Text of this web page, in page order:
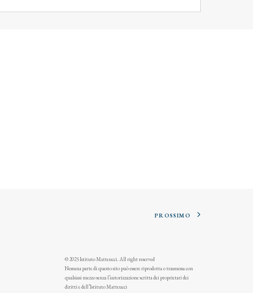
PROSSIMO
© 2025 Istituto Matteucci. All right reserved
Nessuna parte di questo sito può essere riprodotta o trasmessa con
qualsiasi mezzo senza l’autorizzazione scritta dei proprietari dei
diritti e dell’Istituto Matteucci